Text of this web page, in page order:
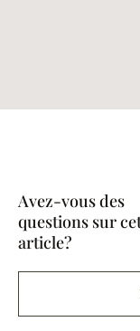
Avez-vous des
questions sur
article?